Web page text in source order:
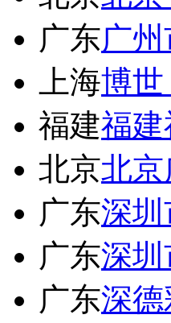
广东广
上海博
福建福
北京北
广东深
广东深
广东深